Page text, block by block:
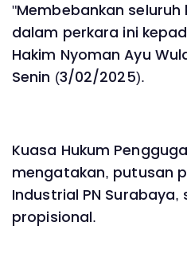
"Membebankan
dalam perkara ini
Hakim Nyoman Ayu
Senin (3/02/2025).
Kuasa Hukum
mengatakan, putusan
Industrial PN Surabaya,
propisional.